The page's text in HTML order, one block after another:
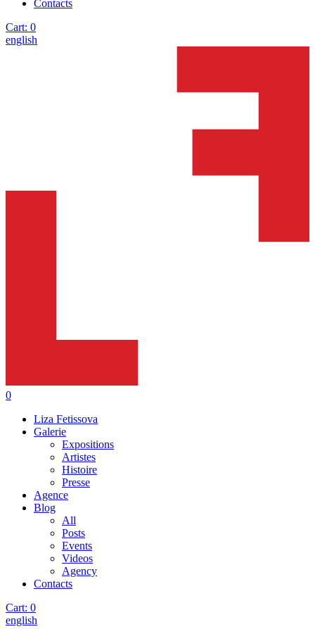
Contacts
Cart: 0
english
0
Liza Fetissova
Galerie
Expositions
Artistes
Histoire
Presse
Agence
Blog
All
Posts
Events
Videos
Agency
Contacts
Cart: 0
english